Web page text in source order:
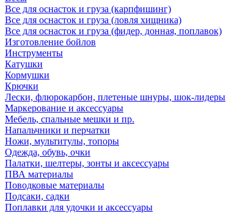
Все для оснасток и груза (карпфишинг)
Все для оснасток и груза (ловля хищника)
Все для оснасток и груза (фидер, донная, поплавок)
Изготовление бойлов
Инструменты
Катушки
Кормушки
Крючки
Лески, флюрокарбон, плетеные шнуры, шок-лидеры
Маркерование и аксессуары
Мебель, спальные мешки и пр.
Напальчники и перчатки
Ножи, мультитулы, топоры
Одежда, обувь, очки
Палатки, шелтеры, зонты и аксессуары
ПВА материалы
Поводковые материалы
Подсаки, садки
Поплавки для удочки и аксессуары